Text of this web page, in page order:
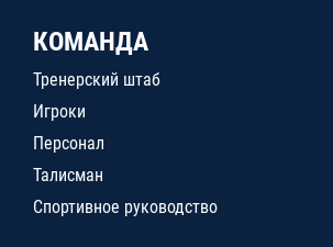
КОМАНДА
Тренерский штаб
Игроки
Персонал
Талисман
Спортивное руководство